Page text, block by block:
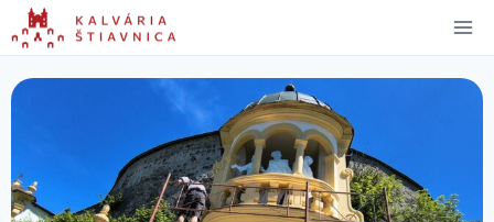
Skip
to
content